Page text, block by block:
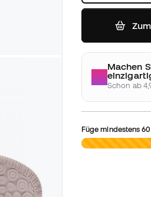
Machen
Schon ab
Füge mindestens
0,00 €